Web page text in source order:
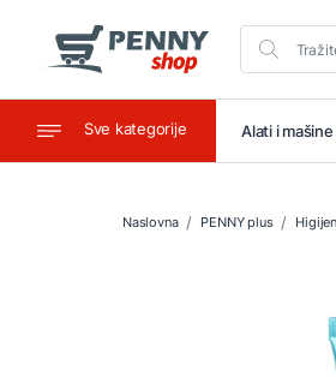
Sve kategorije
Ugostiteljstvo Alati i mašine
Naslovna PENNY plus